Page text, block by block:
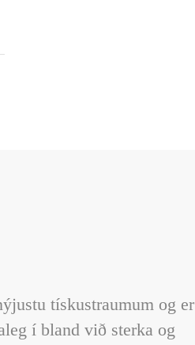
tískustraumum og er
í bland við sterka og